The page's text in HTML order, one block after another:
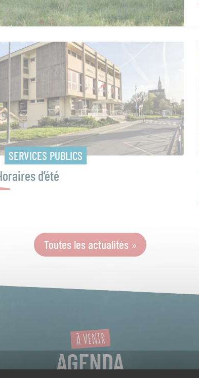
SERVICES PUBLICS
d’été
Toutes les actualités
À VENIR
AGENDA